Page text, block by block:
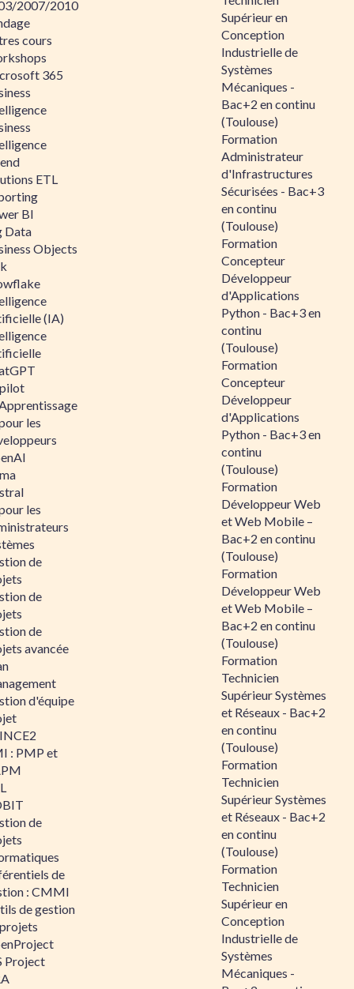
2007/2010
cours
365
ETL
BI
Data
Objects
(IA)
les
les
de
de
de
avancée
d'équipe
: PMP et
de
de
: CMMI
de gestion
Project
Supérieur en
Conception
Industrielle de
Systèmes
Mécaniques -
Bac+2 en continu
(Toulouse)
Formation
Administrateur
d'Infrastructures
Sécurisées - Bac+3
en continu
(Toulouse)
Formation
Concepteur
Développeur
d'Applications
Python - Bac+3 en
continu
(Toulouse)
Formation
Concepteur
Développeur
d'Applications
Python - Bac+3 en
continu
(Toulouse)
Formation
Développeur Web
et Web Mobile –
Bac+2 en continu
(Toulouse)
Formation
Développeur Web
et Web Mobile –
Bac+2 en continu
(Toulouse)
Formation
Technicien
Supérieur Systèmes
et Réseaux - Bac+2
en continu
(Toulouse)
Formation
Technicien
Supérieur Systèmes
et Réseaux - Bac+2
en continu
(Toulouse)
Formation
Technicien
Supérieur en
Conception
Industrielle de
Systèmes
Mécaniques -